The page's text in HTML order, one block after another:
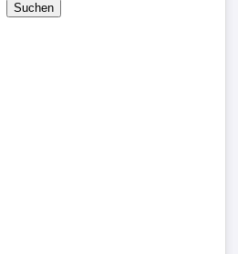
Suchen